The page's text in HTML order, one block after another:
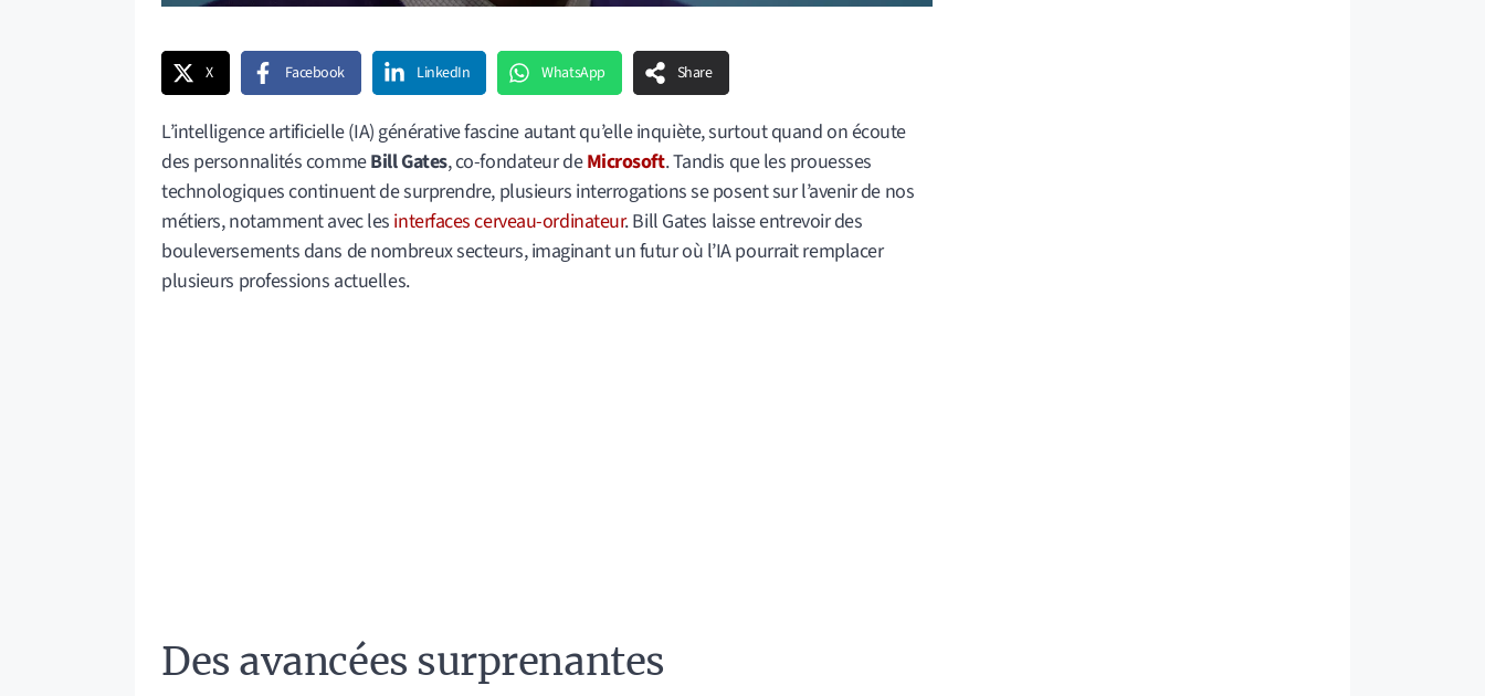
X Facebook LinkedIn WhatsApp Share
L’intelligence artificielle (IA) générative fascine autant qu’elle inquiète, surtout quand on écoute
des personnalités commeBill Gates, co-fondateur deMicrosoft. Tandis que les prouesses
technologiques continuent de surprendre, plusieurs interrogations se posent sur l’avenir de nos
métiers, notamment avec les interfaces cerveau-ordinateur. Bill Gates laisse entrevoir des
bouleversements dans de nombreux secteurs, imaginant un futur où l’IA pourrait remplacer
plusieurs professions actuelles.
Des avancées surprenantes